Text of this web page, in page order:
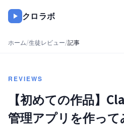
クロラボ
ホーム/生徒レビュー/記事
REVIEWS
【初めての作品】
管理アプリを作って